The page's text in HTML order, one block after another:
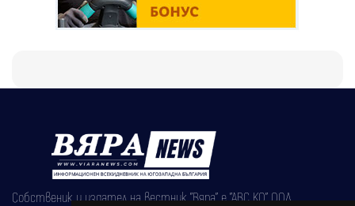
Собственик и издател на вестник "Вяра" е "АВС КО" ООД,